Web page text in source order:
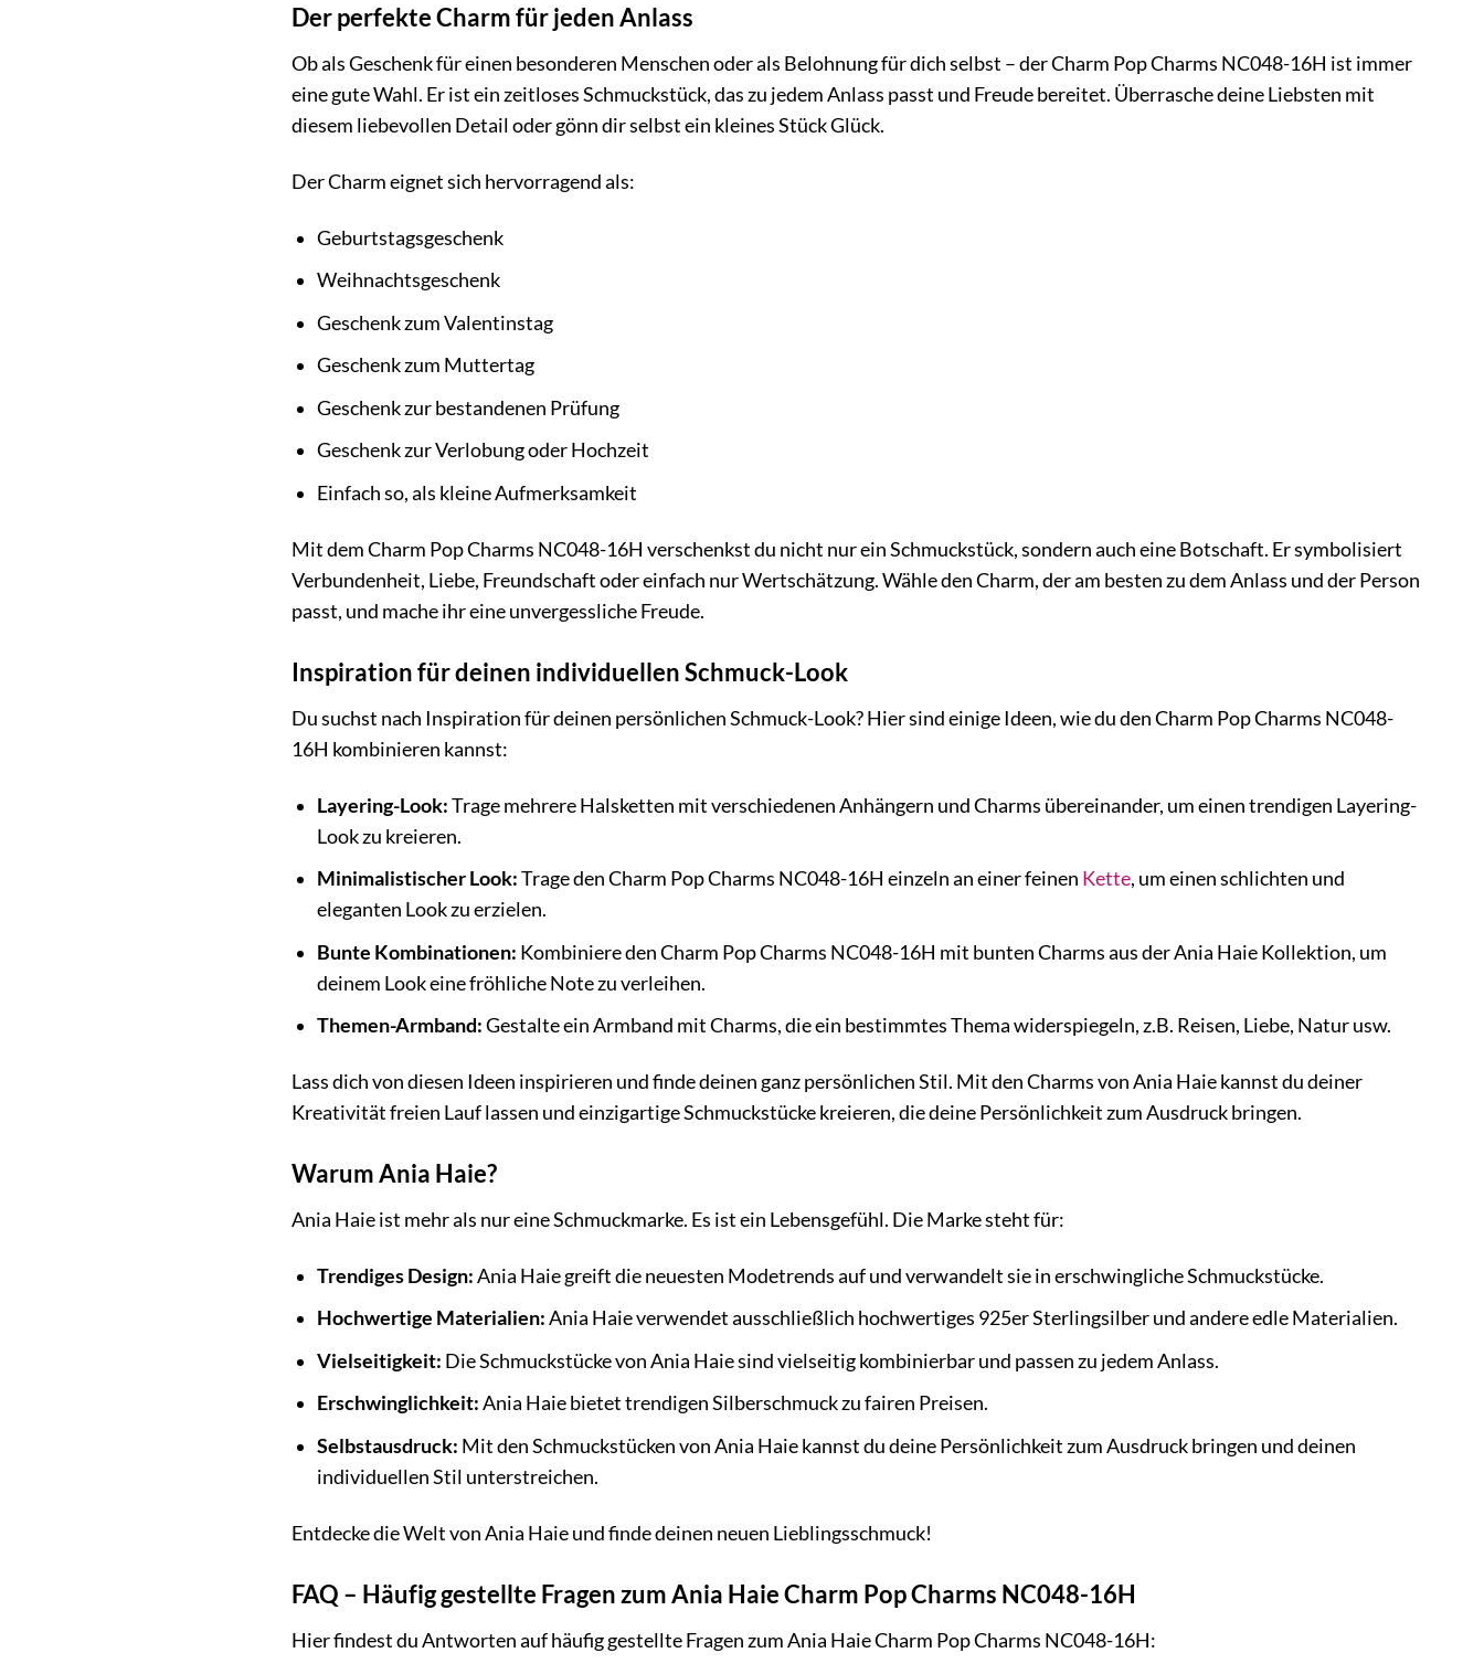
Der perfekte Charm für jeden Anlass
Ob als Geschenk für einen besonderen Menschen oder als Belohnung für dich selbst – der Charm Pop Charms NC048-16H ist immer
eine gute Wahl. Er ist ein zeitloses Schmuckstück, das zu jedem Anlass passt und Freude bereitet. Überrasche deine Liebsten mit
diesem liebevollen Detail oder gönn dir selbst ein kleines Stück Glück.
Der Charm eignet sich hervorragend als:
Geburtstagsgeschenk
Weihnachtsgeschenk
Geschenk zum Valentinstag
Geschenk zum Muttertag
Geschenk zur bestandenen Prüfung
Geschenk zur Verlobung oder Hochzeit
Einfach so, als kleine Aufmerksamkeit
Mit dem Charm Pop Charms NC048-16H verschenkst du nicht nur ein Schmuckstück, sondern auch eine Botschaft. Er symbolisiert
Verbundenheit, Liebe, Freundschaft oder einfach nur Wertschätzung. Wähle den Charm, der am besten zu dem Anlass und der Person
passt, und mache ihr eine unvergessliche Freude.
Inspiration für deinen individuellen Schmuck-Look
Du suchst nach Inspiration für deinen persönlichen Schmuck-Look? Hier sind einige Ideen, wie du den Charm Pop Charms NC048-
16H kombinieren kannst:
Layering-Look:Trage mehrere Halsketten mit verschiedenen Anhängern und Charms übereinander, um einen trendigen Layering-
Look zu kreieren.
Minimalistischer Look:Trage den Charm Pop Charms NC048-16H einzeln an einer feinen Kette, um einen schlichten und
eleganten Look zu erzielen.
Bunte Kombinationen: Kombiniere den Charm Pop Charms NC048-16H mit bunten Charms aus der Ania Haie Kollektion, um
deinem Look eine fröhliche Note zu verleihen.
Themen-Armband:Gestalte ein Armband mit Charms, die ein bestimmtes Thema widerspiegeln, z.B. Reisen, Liebe, Natur usw.
Lass dich von diesen Ideen inspirieren und finde deinen ganz persönlichen Stil. Mit den Charms von Ania Haie kannst du deiner
Kreativität freien Lauf lassen und einzigartige Schmuckstücke kreieren, die deine Persönlichkeit zum Ausdruck bringen.
Warum Ania Haie?
Ania Haie ist mehr als nur eine Schmuckmarke. Es ist ein Lebensgefühl. Die Marke steht für:
Trendiges Design:Ania Haie greift die neuesten Modetrends auf und verwandelt sie in erschwingliche Schmuckstücke.
Hochwertige Materialien:Ania Haie verwendet ausschließlich hochwertiges 925er Sterlingsilber und andere edle Materialien.
Vielseitigkeit: Die Schmuckstücke von Ania Haie sind vielseitig kombinierbar und passen zu jedem Anlass.
Erschwinglichkeit:Ania Haie bietet trendigen Silberschmuck zu fairen Preisen.
Selbstausdruck: Mit den Schmuckstücken von Ania Haie kannst du deine Persönlichkeit zum Ausdruck bringen und deinen
individuellen Stil unterstreichen.
Entdecke die Welt von Ania Haie und finde deinen neuen Lieblingsschmuck!
FAQ – Häufig gestellte Fragen zum Ania Haie Charm Pop Charms NC048-16H
Hier findest du Antworten auf häufig gestellte Fragen zum Ania Haie Charm Pop Charms NC048-16H: